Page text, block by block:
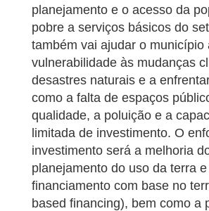
planejamento e o acesso da
pobre a serviços básicos do
também vai ajudar o município
vulnerabilidade às mudanças
desastres naturais e a
como a falta de espaços
qualidade, a poluição e a
limitada de investimento. O
investimento será a melhoria
planejamento do uso da terra
financiamento com base no
based financing), bem como a